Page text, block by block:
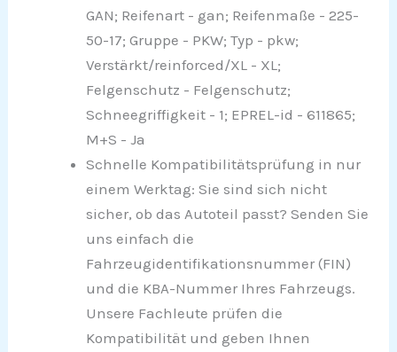
GAN; Reifenart - gan; Reifenmaße - 225-
50-17; Gruppe - PKW; Typ - pkw;
Verstärkt/reinforced/XL - XL;
Felgenschutz - Felgenschutz;
Schneegriffigkeit - 1; EPREL-id - 611865;
M+S - Ja
Schnelle Kompatibilitätsprüfung in nur
einem Werktag: Sie sind sich nicht
sicher, ob das Autoteil passt? Senden Sie
uns einfach die
Fahrzeugidentifikationsnummer (FIN)
und die KBA-Nummer Ihres Fahrzeugs.
Unsere Fachleute prüfen die
Kompatibilität und geben Ihnen